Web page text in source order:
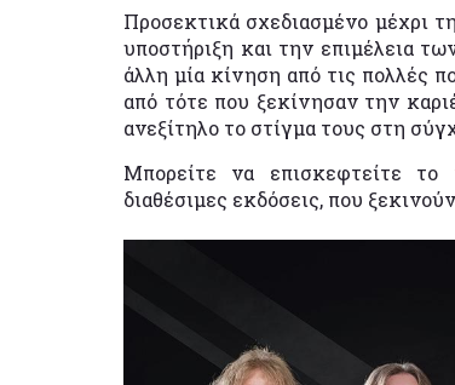
Προσεκτικά σχεδιασμένο μέχρι
υποστήριξη και την επιμέλεια
άλλη μία κίνηση από τις πολλές
από τότε που ξεκίνησαν την
ανεξίτηλο το στίγμα τους στη
Μπορείτε να επισκεφτείτε το
διαθέσιμες εκδόσεις, που